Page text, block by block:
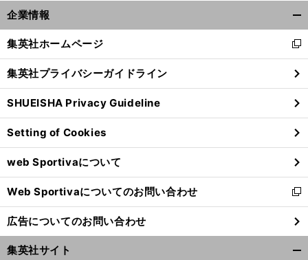
企業情報
閉
る
集英社ホームページ
新
し
い
ウ
ィ
ン
ド
ウ
で
開
く
集英社プライバシーガイドライン
SHUEISHA Privacy Guideline
Setting of Cookies
web Sportivaについて
Web Sportivaについてのお問い合わせ
新
し
い
ウ
ィ
広告についてのお問い合わせ
集英社サイト